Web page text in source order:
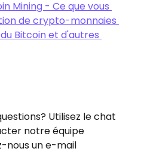
de crypto-monnaies
Utilisez le chat
notre équipe
nous un e-mail